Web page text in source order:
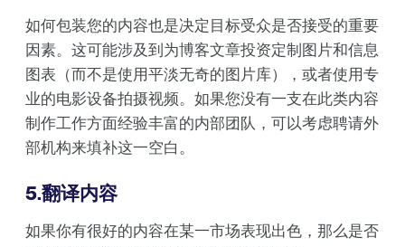
如何包装您的内容也是决定目标受众是否接受的重要
因素。这可能涉及到为博客文章投资定制图片和信息
图表（而不是使用平淡无奇的图片库），或者使用专
业的电影设备拍摄视频。如果您没有一支在此类内容
制作工作方面经验丰富的内部团队，可以考虑聘请外
部机构来填补这一空白。
5.翻译内容
如果你有很好的内容在某一市场表现出色，那么是否